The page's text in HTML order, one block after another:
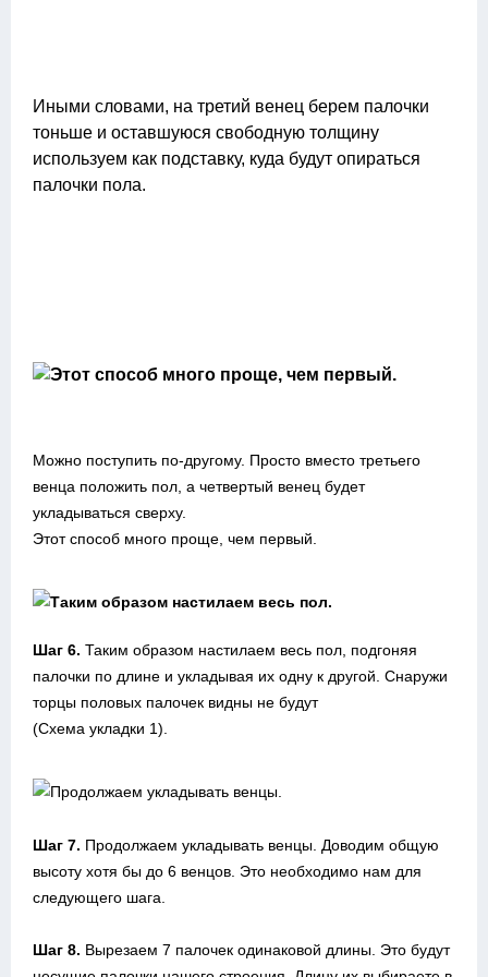
Иными словами, на третий венец берем палочки
тоньше и оставшуюся свободную толщину
используем как подставку, куда будут опираться
палочки пола.
Можно поступить по-другому. Просто вместо третьего
венца положить пол, а четвертый венец будет
укладываться сверху.
Этот способ много проще, чем первый.
Шаг 6. Таким образом настилаем весь пол, подгоняя
палочки по длине и укладывая их одну к другой. Снаружи
торцы половых палочек видны не будут
(Схема укладки 1).
Шаг 7. Продолжаем укладывать венцы. Доводим общую
высоту хотя бы до 6 венцов. Это необходимо нам для
следующего шага.
Шаг 8. Вырезаем 7 палочек одинаковой длины. Это будут